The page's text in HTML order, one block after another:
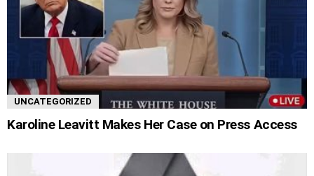
UNCATEGORIZED
Karoline Leavitt Makes Her Case on Press Access